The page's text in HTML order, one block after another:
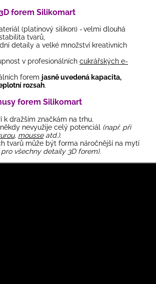
forem Silikomart
(platinový silikon) - velmi dlouhá
tvarů,
detaily a velké množství kreativních
v profesionálních cukrářských e-
forem jasně uvedená kapacita,
rozsah.
forem Silikomart
k dražším značkám na trhu.
nevyužije celý potenciál (např. při
, mousseatd.).
tvarů může být forma náročnější na mytí
všechny detaily 3D forem).